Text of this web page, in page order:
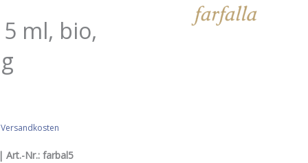
ml, bio,
Versandkosten
Art.-Nr.: farbal5